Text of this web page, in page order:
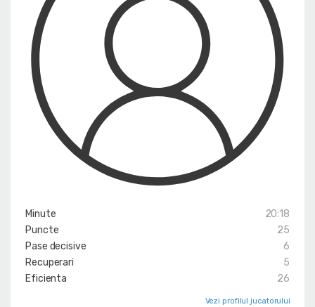
Minute
20:18
Puncte
25
Pase decisive
6
Recuperari
5
Eficienta
26
Vezi profilul jucatorului